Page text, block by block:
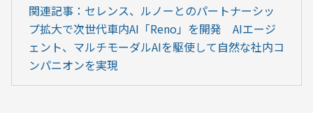
関連記事：セレンス、ルノーとのパートナーシッ
プ拡大で次世代車内AI「Reno」を開発　AIエージ
ェント、マルチモーダルAIを駆使して自然な社内コ
ンパニオンを実現